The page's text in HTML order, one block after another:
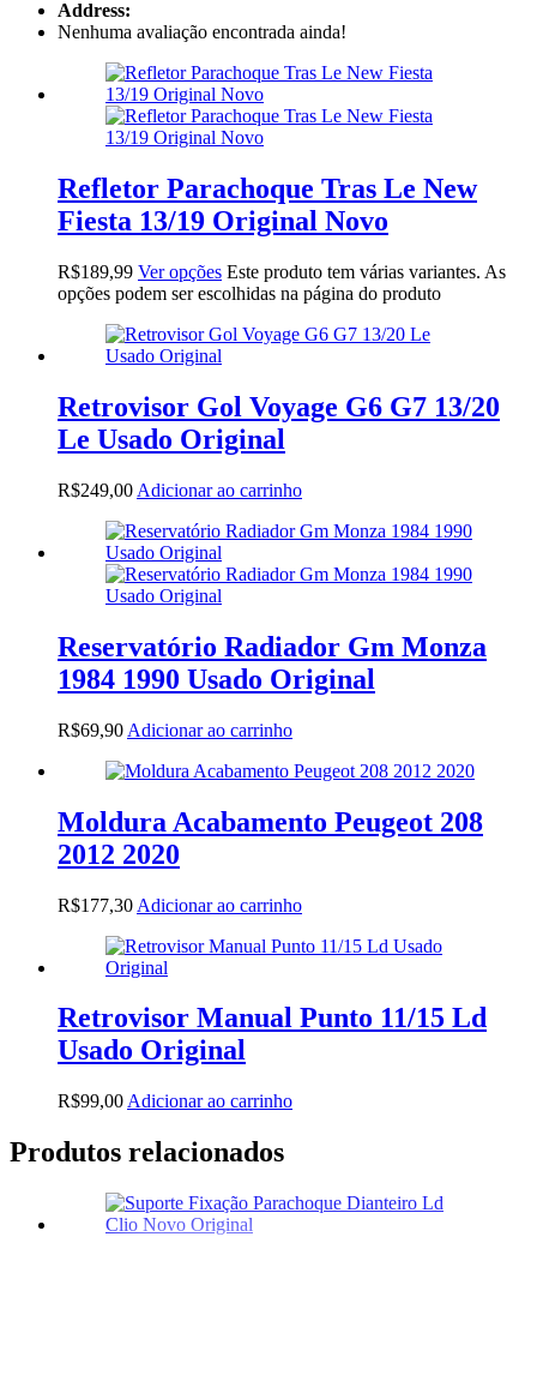
Address:
Nenhuma avaliação encontrada ainda!
Refletor Parachoque Tras Le New
Fiesta 13/19 Original Novo
R$189,99 Ver opções Este produto tem várias variantes. As
opções podem ser escolhidas na página do produto
Retrovisor Gol Voyage G6 G7 13/20
Le Usado Original
R$249,00 Adicionar ao carrinho
Reservatório Radiador Gm Monza
1984 1990 Usado Original
R$69,90 Adicionar ao carrinho
Moldura Acabamento Peugeot 208
2012 2020
R$177,30 Adicionar ao carrinho
Retrovisor Manual Punto 11/15 Ld
Usado Original
R$99,00 Adicionar ao carrinho
Produtos relacionados